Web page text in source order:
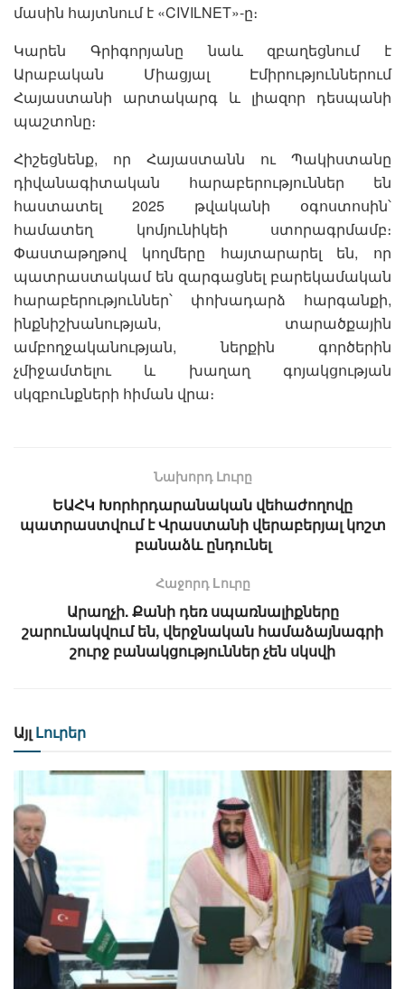
մասին հայտնում է «CIVILNET»-ը։
Կարեն Գրիգորյանը նաև զբաղեցնում է
Արաբական Միացյալ Էմիրություններում
Հայաստանի արտակարգ և լիազոր դեսպանի
պաշտոնը։
Հիշեցնենք, որ Հայաստանն ու Պակիստանը
դիվանագիտական հարաբերություններ են
հաստատել 2025 թվականի օգոստոսին՝
համատեղ կոմյունիկեի ստորագրմամբ։
Փաստաթղթով կողմերը հայտարարել են, որ
պատրաստակամ են զարգացնել բարեկամական
հարաբերություններ՝ փոխադարձ հարգանքի,
ինքնիշխանության, տարածքային
ամբողջականության, ներքին գործերին
չմիջամտելու և խաղաղ գոյակցության
սկզբունքների հիման վրա։
Նախորդ Լուրը
ԵԱՀԿ Խորհրդարանական վեհաժողովը
պատրաստվում է Վրաստանի վերաբերյալ կոշտ
բանաձև ընդունել
Հաջորդ Lուրը
Արաղչի. Քանի դեռ սպառնալիքները
շարունակվում են, վերջնական համաձայնագրի
շուրջ բանակցություններ չեն սկսվի
Այլ Լուրեր